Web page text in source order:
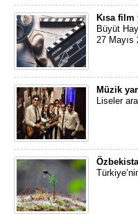
Kısa film
Büyüt
27 Mayıs
Müzik
Liseler